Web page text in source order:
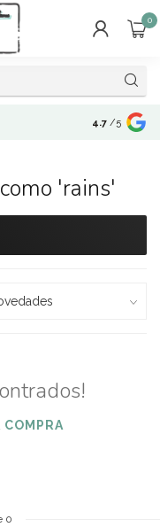
0
!Envíos a
4.7 /5
'rains'
0